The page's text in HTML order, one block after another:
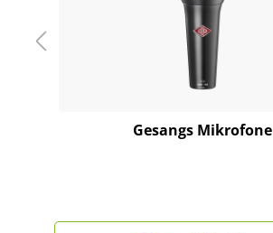
Gesangs Mikrofone